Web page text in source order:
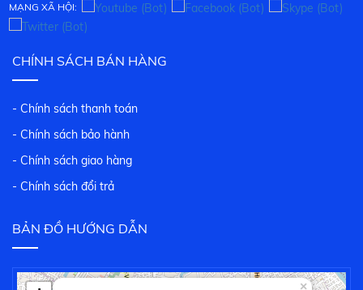
MẠNG XÃ HỘI:
CHÍNH SÁCH BÁN HÀNG
- Chính sách thanh toán
- Chính sách bảo hành
- Chính sách giao hàng
- Chính sách đổi trả
BẢN ĐỒ HƯỚNG DẪN
×